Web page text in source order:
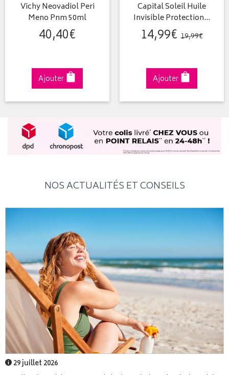
Vichy Neovadiol Peri
Meno Pnm 50ml
40,40€
Ajouter
Capital Soleil Huile
Invisible Protection…
14,99€ 19,99€
Ajouter
NOS ACTUALITÉS ET CONSEILS
29 juillet 2026